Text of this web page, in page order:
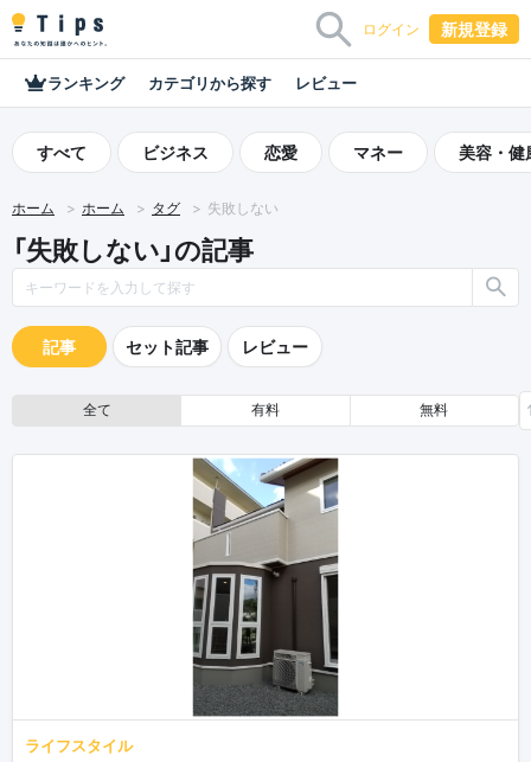
ログイン 新規登録
ランキング カテゴリから探す レビュー
すべて ビジネス 恋愛 マネー 美容・健
ホーム ホーム タグ 失敗しない
「失敗しない」の記事
記事 セット記事 レビュー
全て 有料 無料
ライフスタイル